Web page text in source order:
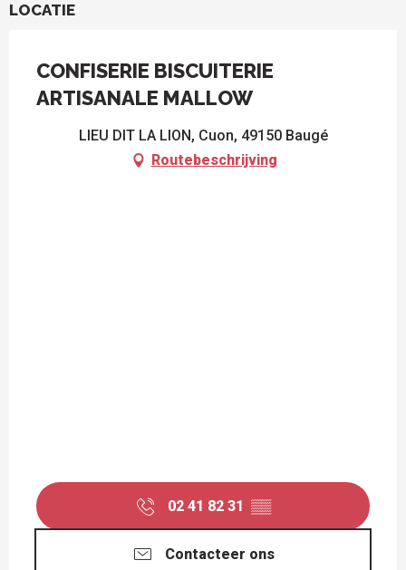
LOCATIE
CONFISERIE BISCUITERIE
ARTISANALE MALLOW
LIEU DIT LA LION, Cuon, 49150 Baugé
Routebeschrijving
02 41 82 31 ▒▒
Contacteer ons